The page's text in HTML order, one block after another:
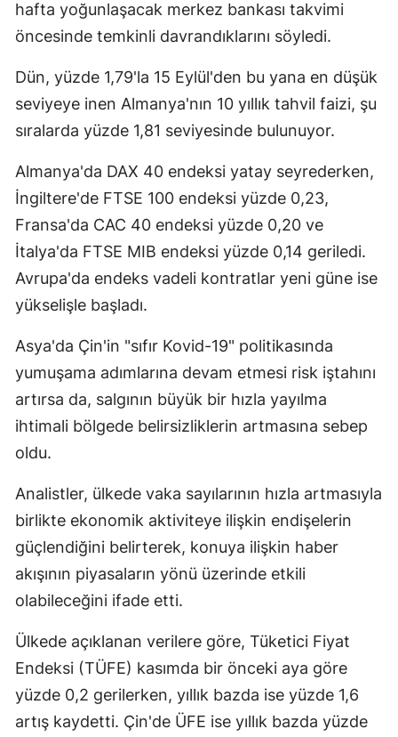
Yozgat
Aksaray
Bayburt
Karaman
Kırıkkale
Batman
Şırnak
Iğdır
Yalova
Osmaniye
Düzce
hafta yoğunlaşacak merkez bankası takvimi
öncesinde temkinli davrandıklarını söyledi.
Dün, yüzde 1,79'la 15 Eylül'den bu yana en düşük
seviyeye inen Almanya'nın 10 yıllık tahvil faizi, şu
sıralarda yüzde 1,81 seviyesinde bulunuyor.
Almanya'da DAX 40 endeksi yatay seyrederken,
İngiltere'de FTSE 100 endeksi yüzde 0,23,
Fransa'da CAC 40 endeksi yüzde 0,20 ve
İtalya'da FTSE MIB endeksi yüzde 0,14 geriledi.
Avrupa'da endeks vadeli kontratlar yeni güne ise
yükselişle başladı.
Asya'da Çin'in "sıfır Kovid-19" politikasında
yumuşama adımlarına devam etmesi risk iştahını
artırsa da, salgının büyük bir hızla yayılma
ihtimali bölgede belirsizliklerin artmasına sebep
oldu.
Analistler, ülkede vaka sayılarının hızla artmasıyla
birlikte ekonomik aktiviteye ilişkin endişelerin
güçlendiğini belirterek, konuya ilişkin haber
akışının piyasaların yönü üzerinde etkili
olabileceğini ifade etti.
Ülkede açıklanan verilere göre, Tüketici Fiyat
Endeksi (TÜFE) kasımda bir önceki aya göre
yüzde 0,2 gerilerken, yıllık bazda ise yüzde 1,6
artış kaydetti. Çin'de ÜFE ise yıllık bazda yüzde